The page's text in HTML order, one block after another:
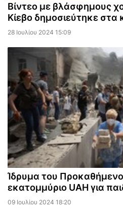
Βίντεο με βλάσφημους
Κίεβο δημοσιεύτηκε στα
28 Ιουλίου 2024 15:09
Ίδρυμα του
εκατομμύριο UAH για
09 Ιουλίου 2024 18:20